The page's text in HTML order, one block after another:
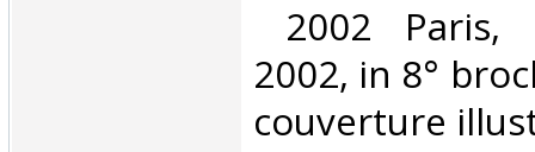
2002 Paris,
2002, in 8°
couverture